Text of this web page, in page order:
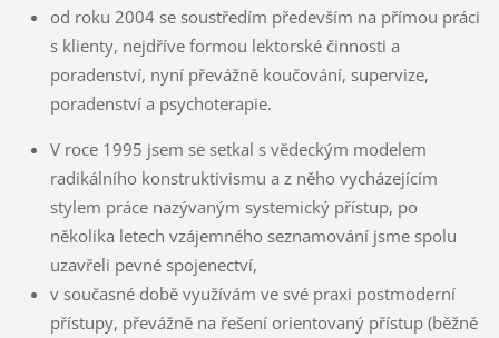
od roku 2004 se soustředím především na přímou práci
s klienty, nejdříve formou lektorské činnosti a
poradenství, nyní převážně koučování, supervize,
poradenství a psychoterapie.
V roce 1995 jsem se setkal s vědeckým modelem
radikálního konstruktivismu a z něho vycházejícím
stylem práce nazývaným systemický přístup, po
několika letech vzájemného seznamování jsme spolu
uzavřeli pevné spojenectví,
v současné době využívám ve své praxi postmoderní
přístupy, převážně na řešení orientovaný přístup (běžně